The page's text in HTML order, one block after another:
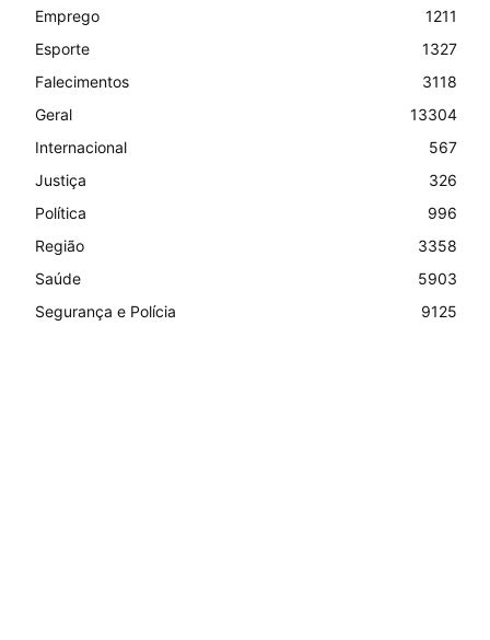
Emprego
1211
Esporte
1327
Falecimentos
3118
Geral
13304
Internacional
567
Justiça
326
Política
996
Região
3358
Saúde
5903
Segurança e Polícia
9125